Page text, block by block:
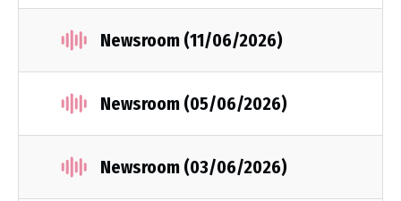
Newsroom (11/06/2026)
Newsroom (05/06/2026)
Newsroom (03/06/2026)